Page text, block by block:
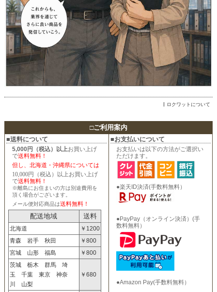
ロクワットについて
□ご利用案内
■送料について
5,000円（税込）以上お買い上げ
で送料無料！
但し、北海道・沖縄県については
10,000円（税込）以上お買い上げ
で送料無料！
※離島にお住まいの方は別途費用を
頂く場合がございます。
メール便対応商品は送料無料！
配送地域 送料
北海道
￥1200
青森 岩手 秋田
￥800
宮城 山形 福島
￥800
茨城 栃木 群馬 埼
玉 千葉 東京 神奈
川 山梨
￥680
■お支払いについて
お支払いは以下の方法がご選択い
ただけます。
●楽天ID決済(手数料無料）
●PayPay（オンライン決済）(手
数料無料）
●Amazon Pay(手数料無料）